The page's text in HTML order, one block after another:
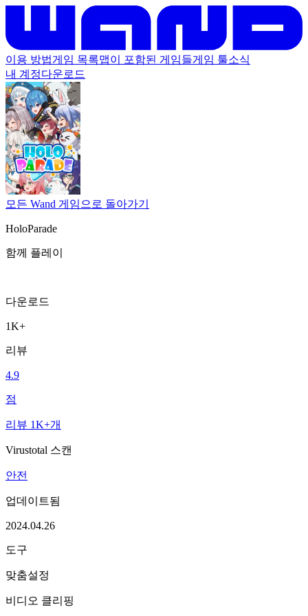
이용 방법게임 목록맵이 포함된 게임들게임 툴소식
내 계정다운로드
모든 Wand 게임으로 돌아가기
HoloParade
함께 플레이
다운로드
1K+
리뷰
4.9
점
리뷰 1K+개
Virustotal 스캔
안전
업데이트됨
2024.04.26
도구
맞춤설정
비디오 클리핑